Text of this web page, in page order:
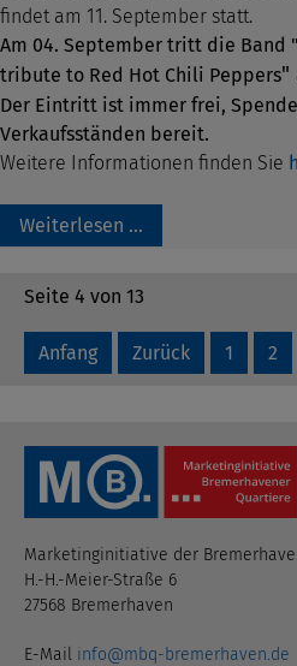
findet am 11. September statt.
Am 04. September tritt die Band
tribute to Red Hot Chili Peppers"
Der Eintritt ist immer frei,
Verkaufsständen bereit.
Weitere Informationen finden Sie
Weiterlesen …
Seite 4 von 13
Anfang Zurück 1 2
Marketinginitiative der
H.-H.-Meier-Straße 6
27568 Bremerhaven
E-Mail info@mbq-bremerhaven.de